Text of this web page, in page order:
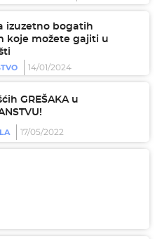
izuzetno bogatih
koje možete gajiti u
14/01/2024
GREŠAKA u
17/05/2022